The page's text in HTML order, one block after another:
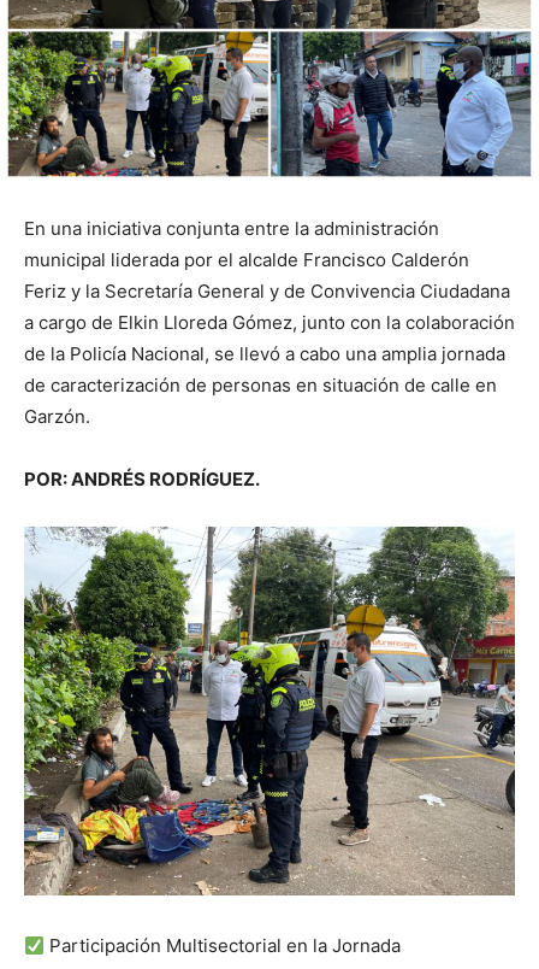
En una iniciativa conjunta entre la administración
municipal liderada por el alcalde Francisco Calderón
Feriz y la Secretaría General y de Convivencia Ciudadana
a cargo de Elkin Lloreda Gómez, junto con la colaboración
de la Policía Nacional, se llevó a cabo una amplia jornada
de caracterización de personas en situación de calle en
Garzón.
POR: ANDRÉS RODRÍGUEZ.
Participación Multisectorial en la Jornada